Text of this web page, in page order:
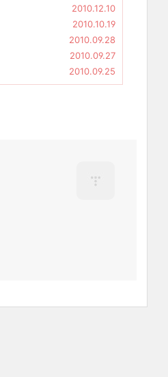
2010.12.10
2010.10.19
2010.09.28
2010.09.27
2010.09.25